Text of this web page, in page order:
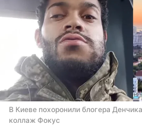
В Киеве похоронили блогера
коллаж Фокус